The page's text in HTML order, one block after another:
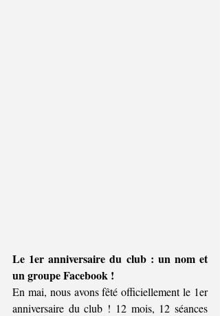
Le 1er anniversaire du club : un nom et
un groupe Facebook !
En mai, nous avons fêté officiellement le 1er
anniversaire du club ! 12 mois, 12 séances